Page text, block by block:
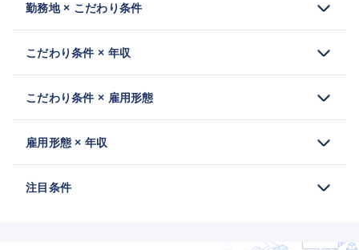
勤務地 × こだわり条件
こだわり条件 × 年収
こだわり条件 × 雇用形態
雇用形態 × 年収
注目条件